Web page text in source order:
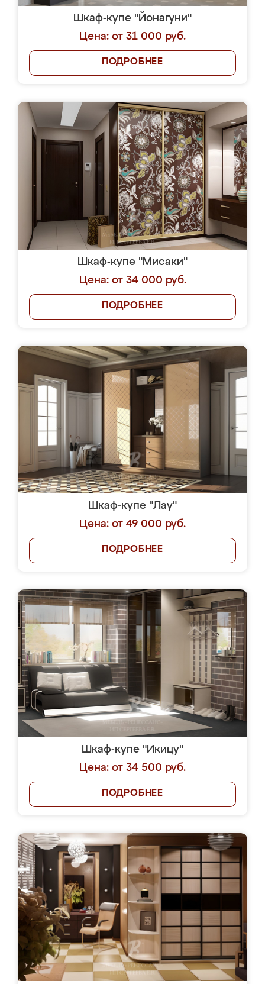
Шкаф-купе "Йонагуни"
Цена: от 31 000 руб.
ПОДРОБНЕЕ
Шкаф-купе "Мисаки"
Цена: от 34 000 руб.
ПОДРОБНЕЕ
Шкаф-купе "Лау"
Цена: от 49 000 руб.
ПОДРОБНЕЕ
Шкаф-купе "Икицу"
Цена: от 34 500 руб.
ПОДРОБНЕЕ